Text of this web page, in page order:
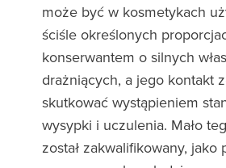
może być w kosmetykach
ściśle określonych
konserwantem o silnych
drażniących, a jego kontakt
skutkować wystąpieniem
wysypki i uczulenia. Mało
został zakwalifikowany,